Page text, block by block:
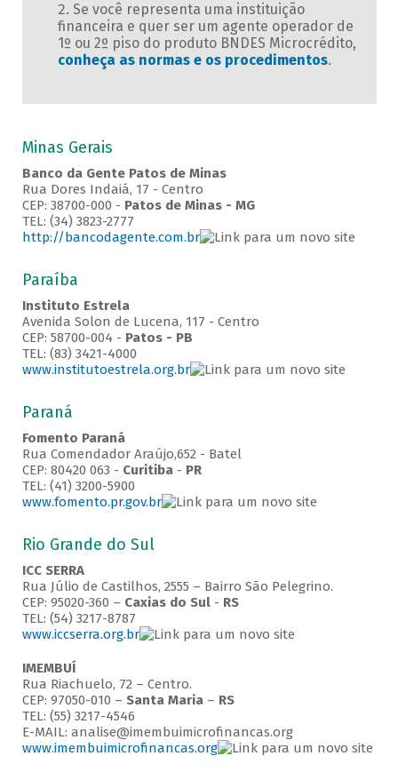
Se você representa uma instituição
financeira e quer ser um agente operador de
1º ou 2º piso do produto BNDES Microcrédito,
conheça as normas e os procedimentos.
Minas Gerais
Banco da Gente Patos de Minas
Rua Dores Indaiá, 17 - Centro
CEP: 38700-000 - Patos de Minas - MG
TEL: (34) 3823-2777
http://bancodagente.com.br
Paraíba
Instituto Estrela
Avenida Solon de Lucena, 117 - Centro
CEP: 58700-004 - Patos - PB
TEL: (83) 3421-4000
www.institutoestrela.org.br
Paraná
Fomento Paraná
Rua Comendador Araújo,652 - Batel
CEP: 80420 063 - Curitiba- PR
TEL: (41) 3200-5900
www.fomento.pr.gov.br
Rio Grande do Sul
ICC SERRA
Rua Júlio de Castilhos, 2555 – Bairro São Pelegrino.
CEP: 95020-360 – Caxias do Sul- RS
TEL: (54) 3217-8787
www.iccserra.org.br
IMEMBUÍ
Rua Riachuelo, 72 – Centro.
CEP: 97050-010 – Santa Maria– RS
TEL: (55) 3217-4546
E-MAIL: analise@imembuimicrofinancas.org
www.imembuimicrofinancas.org